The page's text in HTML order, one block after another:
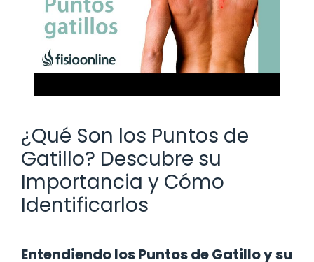
¿Qué Son los Puntos de
Gatillo? Descubre su
Importancia y Cómo
Identificarlos
Entendiendo los Puntos de Gatillo y su